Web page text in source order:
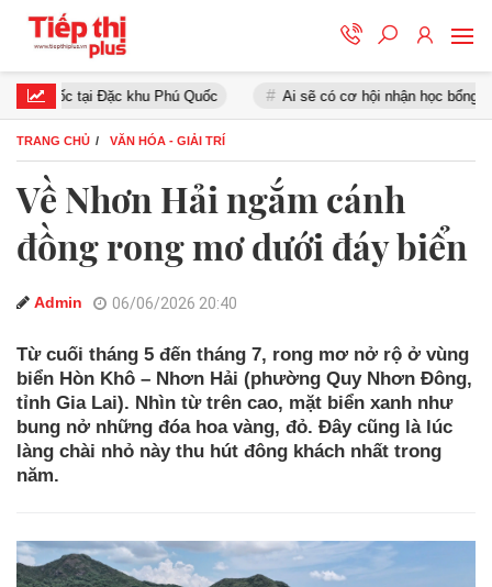
Đặc khu Phú Quốc Ai sẽ có cơ hội nhận học bổng Chính phủ?
TRANG CHỦ VĂN HÓA - GIẢI TRÍ
Về Nhơn Hải ngắm cánh
đồng rong mơ dưới đáy biển
Admin 06/06/2026 20:40
Từ cuối tháng 5 đến tháng 7, rong mơ nở rộ ở vùng
biển Hòn Khô – Nhơn Hải (phường Quy Nhơn Đông,
tỉnh Gia Lai). Nhìn từ trên cao, mặt biển xanh như
bung nở những đóa hoa vàng, đỏ. Đây cũng là lúc
làng chài nhỏ này thu hút đông khách nhất trong
năm.